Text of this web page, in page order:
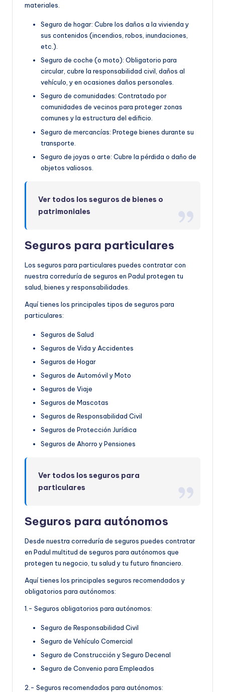
materiales.
Seguro de hogar: Cubre los daños a la vivienda y
sus contenidos (incendios, robos, inundaciones,
etc.).
Seguro de coche (o moto): Obligatorio para
circular, cubre la responsabilidad civil, daños al
vehículo, y en ocasiones daños personales.
Seguro de comunidades: Contratado por
comunidades de vecinos para proteger zonas
comunes y la estructura del edificio.
Seguro de mercancías: Protege bienes durante su
transporte.
Seguro de joyas o arte: Cubre la pérdida o daño de
objetos valiosos.
Ver todos los seguros de bienes o
patrimoniales
Seguros para particulares
Los seguros para particulares puedes contratar con
nuestra correduría de seguros en Padul protegen tu
salud, bienes y responsabilidades.
Aquí tienes los principales tipos de seguros para
particulares:
Seguros de Salud
Seguros de Vida y Accidentes
Seguros de Hogar
Seguros de Automóvil y Moto
Seguros de Viaje
Seguros de Mascotas
Seguros de Responsabilidad Civil
Seguros de Protección Jurídica
Seguros de Ahorro y Pensiones
Ver todos los seguros para
particulares
Seguros para autónomos
Desde nuestra correduría de seguros puedes contratar
en Padul multitud de seguros para autónomos que
protegen tu negocio, tu salud y tu futuro financiero.
Aquí tienes los principales seguros recomendados y
obligatorios para autónomos:
1.- Seguros obligatorios para autónomos:
Seguro de Responsabilidad Civil
Seguro de Vehículo Comercial
Seguro de Construcción y Seguro Decenal
Seguro de Convenio para Empleados
2.- Seguros recomendados para autónomos: